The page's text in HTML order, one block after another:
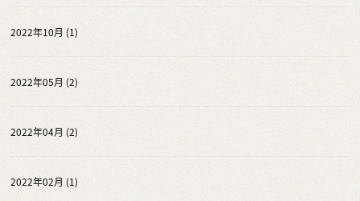
2022年10月 (1)
2022年05月 (2)
2022年04月 (2)
2022年02月 (1)